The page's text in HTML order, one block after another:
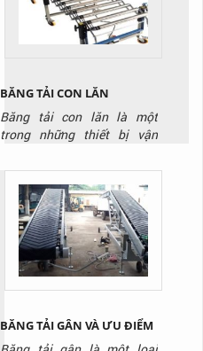
BĂNG TẢI CON LĂN
Băng tải con lăn là một
trong những thiết bị vận
trong các nhà kho và nhà
máy, kho hàng
BĂNG TẢI GÂN VÀ ƯU ĐIỂM